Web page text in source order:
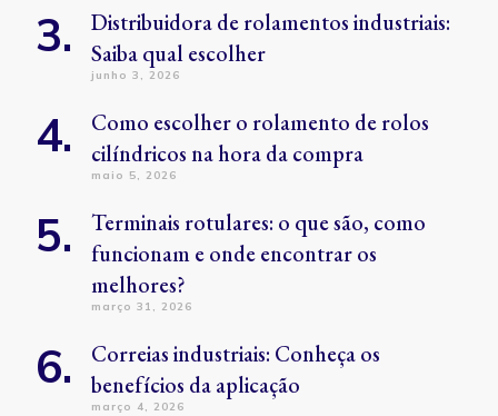
Distribuidora de rolamentos industriais:
Saiba qual escolher
junho 3, 2026
Como escolher o rolamento de rolos
cilíndricos na hora da compra
maio 5, 2026
Terminais rotulares: o que são, como
funcionam e onde encontrar os
melhores?
março 31, 2026
Correias industriais: Conheça os
benefícios da aplicação
março 4, 2026